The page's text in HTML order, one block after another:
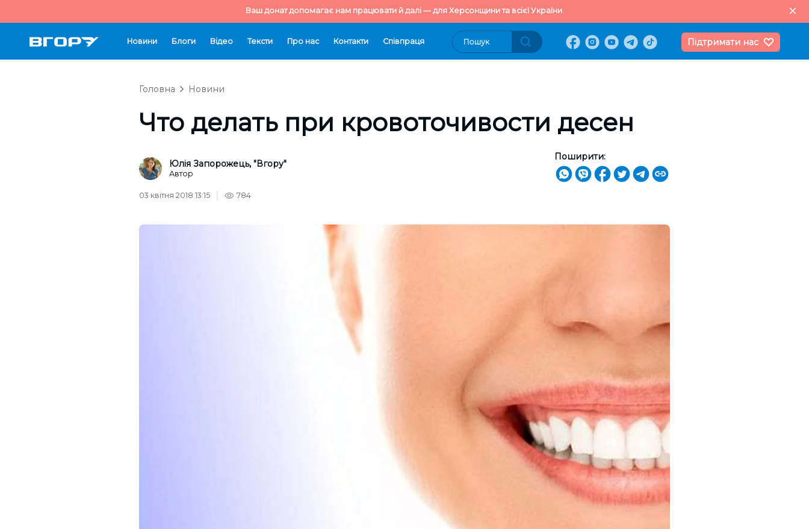
Ваш донат допомагає нам працювати й далі — для Херсонщини та всієї України.
Новини Блоги Відео Тексти Про нас Контакти Cпівпраця Підтримати нас
Головна Новини
Что делать при кровоточивости десен
Юлія Запорожець, "Вгору"
Автор
Поширити:
03 квітня 2018 13:15 784